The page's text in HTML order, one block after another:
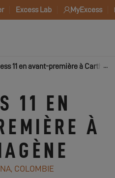
Excess Lab MyExcess
11 en avant-première à
11 EN
À
COLOMBIE